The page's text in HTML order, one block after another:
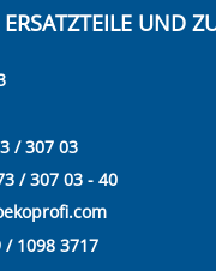
UND
/ 307 03
/ 307 03 - 40
/ 1098 3717